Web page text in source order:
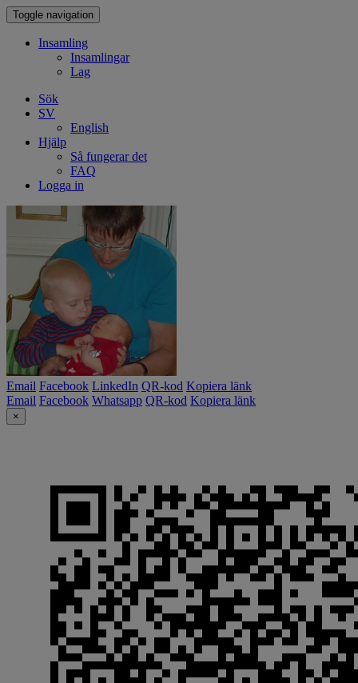
Toggle navigation
Insamling
Insamlingar
Lag
Sök
SV
English
Hjälp
Så fungerar det
FAQ
Logga in
Email Facebook LinkedIn QR-kod Kopiera länk
Email Facebook Whatsapp QR-kod Kopiera länk
×